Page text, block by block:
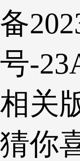
备
号-
相关
猜你